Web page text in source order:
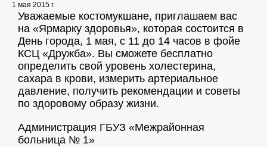
1 мая 2015 г.
Уважаемые костомукшане, приглашаем вас
на «Ярмарку здоровья», которая состоится в
День города, 1 мая, с 11 до 14 часов в фойе
КСЦ «Дружба». Вы сможете бесплатно
определить свой уровень холестерина,
сахара в крови, измерить артериальное
давление, получить рекомендации и советы
по здоровому образу жизни.
Администрация ГБУЗ «Межрайонная
больница № 1»